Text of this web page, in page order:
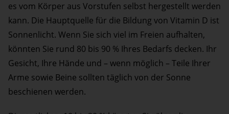
es vom Körper aus Vorstufen selbst hergestellt werden
kann. Die Hauptquelle für die Bildung von Vitamin D ist
Sonnenlicht. Wenn Sie sich viel im Freien aufhalten,
könnten Sie rund 80 bis 90 % Ihres Bedarfs decken. Ihr
Gesicht, Ihre Hände und – wenn möglich – Teile Ihrer
Arme sowie Beine sollten täglich von der Sonne
beschienen werden.